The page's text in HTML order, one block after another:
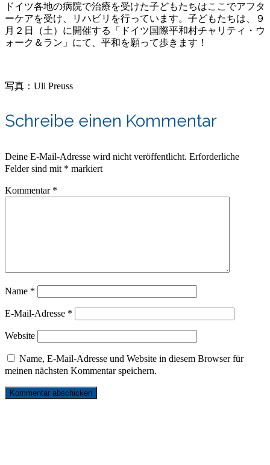
nach:
ドイツ各地の病院で治療を受けた子どもたちはここでアフタ
ーケアを受け、リハビリを行っています。子どもたちは、９
月２日（土）に開催する「ドイツ国際平和村チャリティ・ウ
ォーク＆ラン」にて、平和を願って歩きます！
写真：Uli Preuss
Schreibe einen Kommentar
Deine E-Mail-Adresse wird nicht veröffentlicht. Erforderliche
Felder sind mit * markiert
Kommentar *
Name *
E-Mail-Adresse *
Website
Name, E-Mail-Adresse und Website in diesem Browser für
meinen nächsten Kommentar speichern.